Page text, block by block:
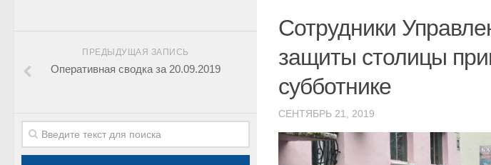
Сотрудники
защиты столицы
субботнике
СЕНТЯБРЬ 21, 2019
ПРЕДЫДУЩАЯ ЗАПИСЬ
Оперативная сводка за 20.09.2019